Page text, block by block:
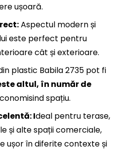
ușoară.
Aspectul modern și
este perfect pentru
cât și exterioare.
plastic Babila 2735 pot fi
altul, în număr de
spațiu.
Ideal pentru terase,
și alte spații comerciale,
ușor în diferite contexte și